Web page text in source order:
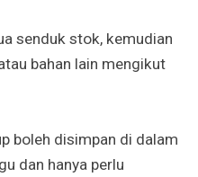
senduk stok, kemudian
bahan lain mengikut
boleh disimpan di dalam
dan hanya perlu